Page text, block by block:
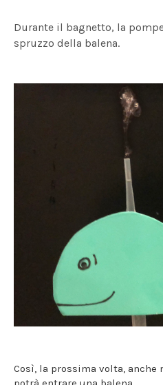
Durante il bagnetto, la
spruzzo della balena.
Così, la prossima volta, anche